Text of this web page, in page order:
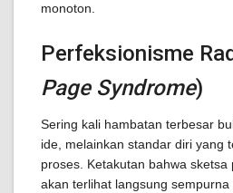
monoton.
Perfeksionisme
Page Syndrome)
Sering kali hambatan terbesar
ide, melainkan standar diri yang
proses. Ketakutan bahwa sketsa
akan terlihat langsung